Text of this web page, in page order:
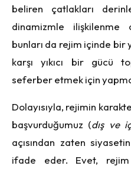
beliren çatlakları
dinamizmle
bunları da rejim içinde
karşı yıkıcı bir gücü
seferber etmek için
Dolayısıyla, rejimin
başvurduğumuz (dış ve
açısından zaten
ifade eder. Evet, rejim